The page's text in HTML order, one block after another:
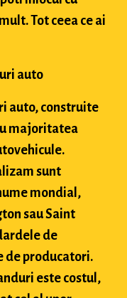
Tot ceea ce ai
auto
auto, construite
majoritatea
sunt
mondial,
sau Saint
de
de producatori.
este costul,